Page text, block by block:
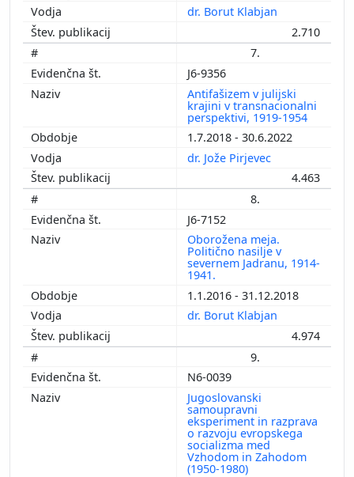
dr. Borut Klabjan
2.710
7.
J6-9356
Antifašizem v julijski
krajini v transnacionalni
perspektivi, 1919-1954
1.7.2018 - 30.6.2022
dr. Jože Pirjevec
4.463
8.
J6-7152
Oborožena meja.
Politično nasilje v
severnem Jadranu, 1914-
1941.
1.1.2016 - 31.12.2018
dr. Borut Klabjan
4.974
9.
N6-0039
Jugoslovanski
samoupravni
eksperiment in razprava
o razvoju evropskega
socializma med
Vzhodom in Zahodom
(1950-1980)